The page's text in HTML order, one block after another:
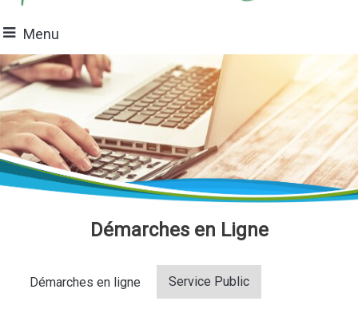
Menu
Démarches en Ligne
Démarches en ligne Service Public